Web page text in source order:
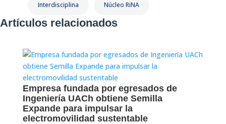
Interdisciplina Núcleo RiNA
Artículos relacionados
Empresa fundada por egresados de
Ingeniería UACh obtiene Semilla
Expande para impulsar la
electromovilidad sustentable